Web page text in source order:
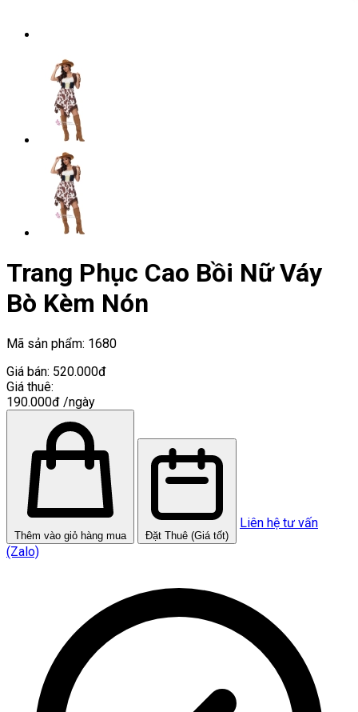
Trang Phục Cao Bồi Nữ Váy
Bò Kèm Nón
Mã sản phẩm: 1680
Giá bán: 520.000đ
Giá thuê:
190.000đ /ngày
Thêm vào giỏ hàng mua Đặt Thuê (Giá tốt)
Liên hệ tư vấn
(Zalo)